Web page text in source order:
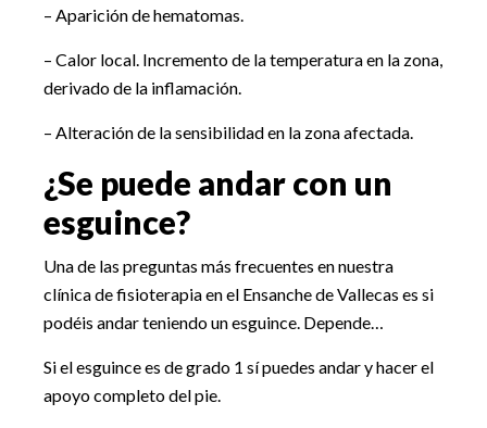
– Aparición de hematomas.
– Calor local. Incremento de la temperatura en la zona,
derivado de la inflamación.
– Alteración de la sensibilidad en la zona afectada.
¿Se puede andar con un
esguince?
Una de las preguntas más frecuentes en nuestra
clínica de fisioterapia en el Ensanche de Vallecas es si
podéis andar teniendo un esguince. Depende…
Si el esguince es de grado 1 sí puedes andar y hacer el
apoyo completo del pie.